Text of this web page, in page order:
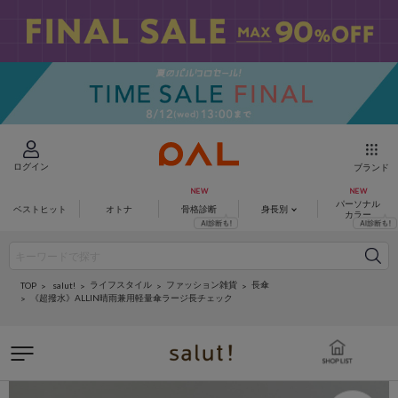
ログイン ブランド
ベストヒット オトナ 骨格診断 身長別
パーソナル
カラー
TOP salut! ライフスタイル ファッション雑貨
長傘
《超撥水》ALLIN晴雨兼用軽量傘ラージ長チェック